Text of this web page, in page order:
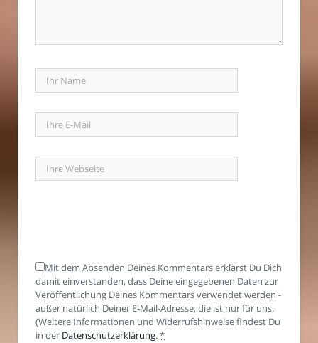
Mit dem Absenden Deines Kommentars erklärst Du Dich
damit einverstanden, dass Deine eingegebenen Daten zur
Veröffentlichung Deines Kommentars verwendet werden -
außer natürlich Deiner E-Mail-Adresse, die ist nur für uns.
(Weitere Informationen und Widerrufshinweise findest Du
in der Datenschutzerklärung.*